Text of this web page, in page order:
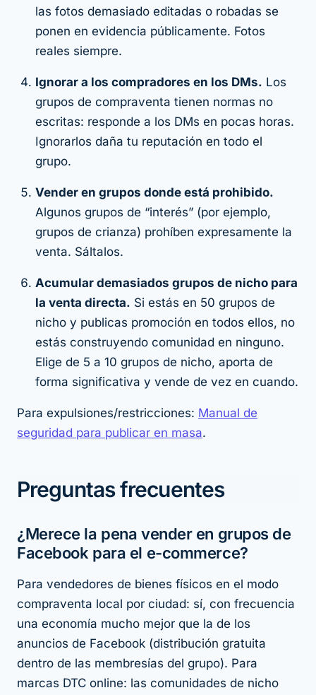
las fotos demasiado editadas o robadas se
ponen en evidencia públicamente. Fotos
reales siempre.
Ignorar a los compradores en los DMs. Los
grupos de compraventa tienen normas no
escritas: responde a los DMs en pocas horas.
Ignorarlos daña tu reputación en todo el
grupo.
Vender en grupos donde está prohibido.
Algunos grupos de “interés” (por ejemplo,
grupos de crianza) prohíben expresamente la
venta. Sáltalos.
Acumular demasiados grupos de nicho para
la venta directa. Si estás en 50 grupos de
nicho y publicas promoción en todos ellos, no
estás construyendo comunidad en ninguno.
Elige de 5 a 10 grupos de nicho, aporta de
forma significativa y vende de vez en cuando.
Para expulsiones/restricciones: Manual de
seguridad para publicar en masa.
Preguntas frecuentes
¿Merece la pena vender en grupos de
Facebook para el e-commerce?
Para vendedores de bienes físicos en el modo
compraventa local por ciudad: sí, con frecuencia
una economía mucho mejor que la de los
anuncios de Facebook (distribución gratuita
dentro de las membresías del grupo). Para
marcas DTC online: las comunidades de nicho